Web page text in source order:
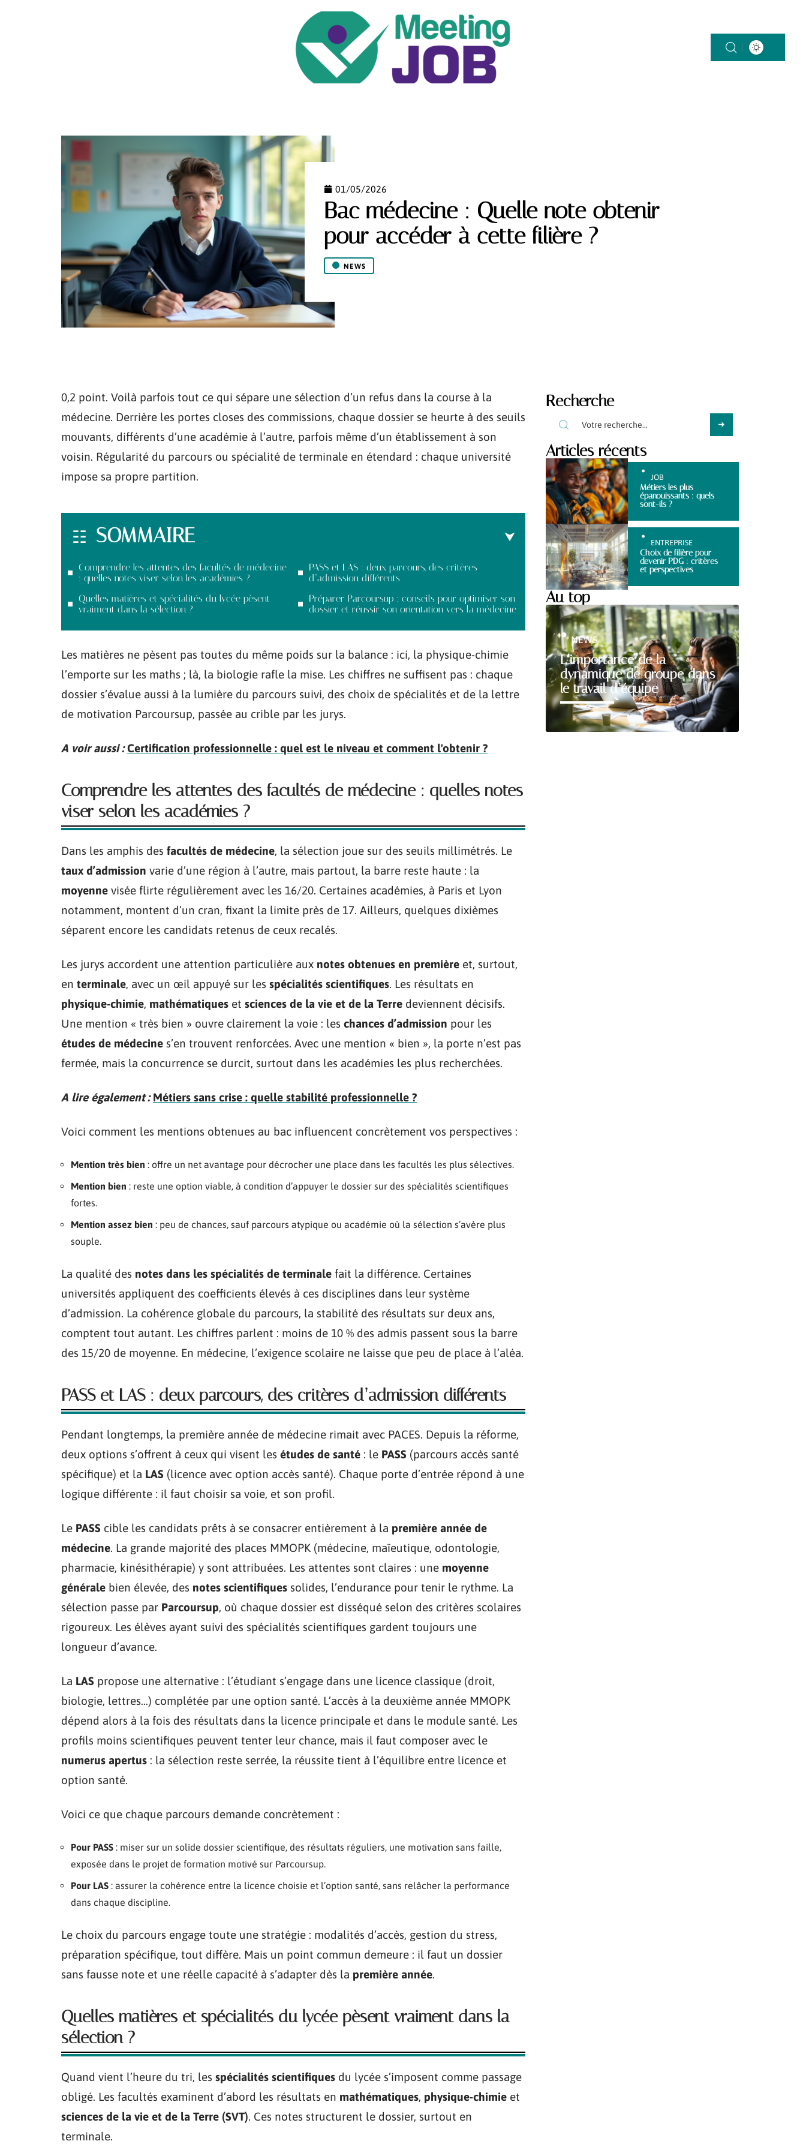
01/05/2026
Bac médecine : Quelle note obtenir
pour accéder à cette filière ?
NEWS
0,2 point. Voilà parfois tout ce qui sépare une sélection d’un refus dans la course à la
médecine. Derrière les portes closes des commissions, chaque dossier se heurte à des seuils
mouvants, différents d’une académie à l’autre, parfois même d’un établissement à son
voisin. Régularité du parcours ou spécialité de terminale en étendard : chaque université
impose sa propre partition.
SOMMAIRE
Comprendre les attentes des facultés de médecine
: quelles notes viser selon les académies ?
PASS et LAS : deux parcours, des critères
d’admission différents
Quelles matières et spécialités du lycée pèsent
vraiment dans la sélection ?
Préparer Parcoursup : conseils pour optimiser son
dossier et réussir son orientation vers la médecine
Les matières ne pèsent pas toutes du même poids sur la balance : ici, la physique-chimie
l’emporte sur les maths ; là, la biologie rafle la mise. Les chiffres ne suffisent pas : chaque
dossier s’évalue aussi à la lumière du parcours suivi, des choix de spécialités et de la lettre
de motivation Parcoursup, passée au crible par les jurys.
A voir aussi : Certification professionnelle : quel est le niveau et comment l'obtenir ?
Comprendre les attentes des facultés de médecine : quelles notes
viser selon les académies ?
Dans les amphis des facultés de médecine, la sélection joue sur des seuils millimétrés. Le
taux d’admission varie d’une région à l’autre, mais partout, la barre reste haute : la
moyenne visée flirte régulièrement avec les 16/20. Certaines académies, à Paris et Lyon
notamment, montent d’un cran, fixant la limite près de 17. Ailleurs, quelques dixièmes
séparent encore les candidats retenus de ceux recalés.
Les jurys accordent une attention particulière aux notes obtenues en première et, surtout,
en terminale, avec un œil appuyé sur les spécialités scientifiques. Les résultats en
physique-chimie, mathématiques et sciences de la vie et de la Terre deviennent décisifs.
Une mention « très bien » ouvre clairement la voie : les chances d’admission pour les
études de médecine s’en trouvent renforcées. Avec une mention « bien », la porte n’est pas
fermée, mais la concurrence se durcit, surtout dans les académies les plus recherchées.
A lire également : Métiers sans crise : quelle stabilité professionnelle ?
Voici comment les mentions obtenues au bac influencent concrètement vos perspectives :
Mention très bien : offre un net avantage pour décrocher une place dans les facultés les plus sélectives.
Mention bien : reste une option viable, à condition d’appuyer le dossier sur des spécialités scientifiques
fortes.
Mention assez bien : peu de chances, sauf parcours atypique ou académie où la sélection s’avère plus
souple.
La qualité des notes dans les spécialités de terminale fait la différence. Certaines
universités appliquent des coefficients élevés à ces disciplines dans leur système
d’admission. La cohérence globale du parcours, la stabilité des résultats sur deux ans,
comptent tout autant. Les chiffres parlent : moins de 10 % des admis passent sous la barre
des 15/20 de moyenne. En médecine, l’exigence scolaire ne laisse que peu de place à l’aléa.
PASS et LAS : deux parcours, des critères d’admission différents
Pendant longtemps, la première année de médecine rimait avec PACES. Depuis la réforme,
deux options s’offrent à ceux qui visent les études de santé : le PASS (parcours accès santé
spécifique) et la LAS (licence avec option accès santé). Chaque porte d’entrée répond à une
logique différente : il faut choisir sa voie, et son profil.
Le PASS cible les candidats prêts à se consacrer entièrement à la première année de
médecine. La grande majorité des places MMOPK (médecine, maïeutique, odontologie,
pharmacie, kinésithérapie) y sont attribuées. Les attentes sont claires : une moyenne
générale bien élevée, des notes scientifiques solides, l’endurance pour tenir le rythme. La
sélection passe par Parcoursup, où chaque dossier est disséqué selon des critères scolaires
rigoureux. Les élèves ayant suivi des spécialités scientifiques gardent toujours une
longueur d’avance.
La LAS propose une alternative : l’étudiant s’engage dans une licence classique (droit,
biologie, lettres…) complétée par une option santé. L’accès à la deuxième année MMOPK
dépend alors à la fois des résultats dans la licence principale et dans le module santé. Les
profils moins scientifiques peuvent tenter leur chance, mais il faut composer avec le
numerus apertus : la sélection reste serrée, la réussite tient à l’équilibre entre licence et
option santé.
Voici ce que chaque parcours demande concrètement :
Pour PASS : miser sur un solide dossier scientifique, des résultats réguliers, une motivation sans faille,
exposée dans le projet de formation motivé sur Parcoursup.
Pour LAS : assurer la cohérence entre la licence choisie et l’option santé, sans relâcher la performance
dans chaque discipline.
Le choix du parcours engage toute une stratégie : modalités d’accès, gestion du stress,
préparation spécifique, tout diffère. Mais un point commun demeure : il faut un dossier
sans fausse note et une réelle capacité à s’adapter dès la première année.
Quelles matières et spécialités du lycée pèsent vraiment dans la
sélection ?
Quand vient l’heure du tri, les spécialités scientifiques du lycée s’imposent comme passage
obligé. Les facultés examinent d’abord les résultats en mathématiques, physique-chimie et
sciences de la vie et de la Terre (SVT). Ces notes structurent le dossier, surtout en
terminale.
Recherche
Articles récents
JOB
Métiers les plus
épanouissants : quels
sont-ils ?
ENTREPRISE
Choix de filière pour
devenir PDG : critères
et perspectives
Au top
L’importance de la
dynamique de groupe dans
le travail d’équipe
NEWS